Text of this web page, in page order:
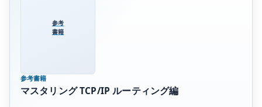
参考
書籍
参考書籍
マスタリング TCP/IP ルーティング編